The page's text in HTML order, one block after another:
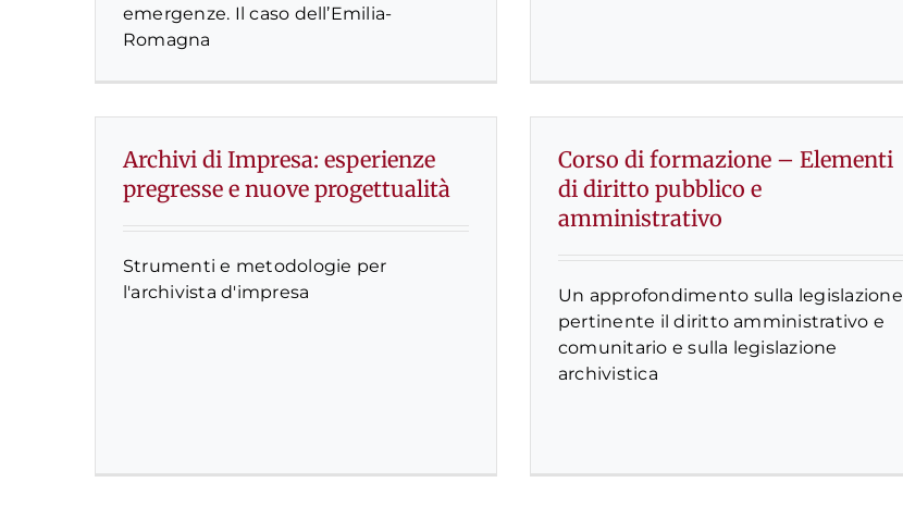
emergenze. Il caso dell’Emilia-
Romagna
Archivi di Impresa: esperienze
pregresse e nuove progettualità
Strumenti e metodologie per
l'archivista d'impresa
Corso di formazione – Elementi
di diritto pubblico e
amministrativo
Un approfondimento sulla legislazione
pertinente il diritto amministrativo e
comunitario e sulla legislazione
archivistica